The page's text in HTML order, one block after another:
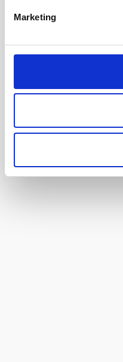
Marketing